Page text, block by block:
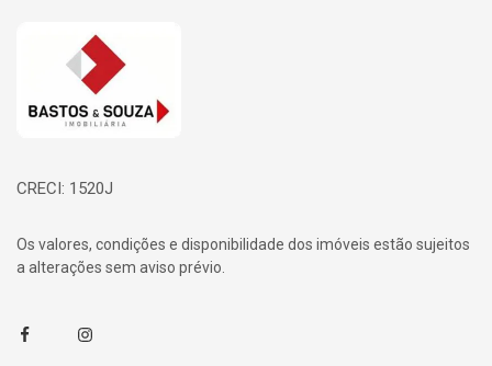
Página inicial
CRECI: 1520J
Os valores, condições e disponibilidade dos imóveis estão sujeitos
a alterações sem aviso prévio.
FacebookInstagram